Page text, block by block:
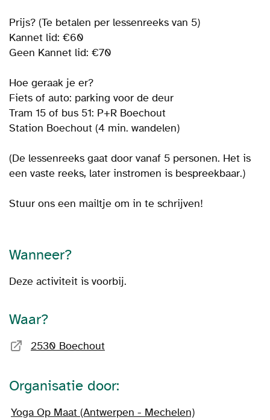
Prijs? (Te betalen per lessenreeks van 5)
Kannet lid: €60
Geen Kannet lid: €70
Hoe geraak je er?
Fiets of auto: parking voor de deur
Tram 15 of bus 51: P+R Boechout
Station Boechout (4 min. wandelen)
(De lessenreeks gaat door vanaf 5 personen. Het is
een vaste reeks, later instromen is bespreekbaar.)
Stuur ons een mailtje om in te schrijven!
Wanneer?
Deze activiteit is voorbij.
Waar?
2530 Boechout
Organisatie door:
Yoga Op Maat (Antwerpen - Mechelen)